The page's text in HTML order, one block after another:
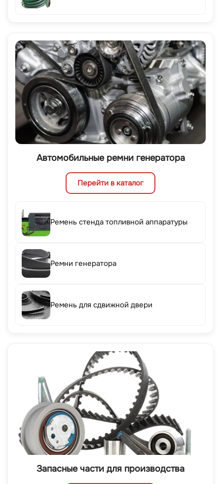
Автомобильные ремни генератора
Перейти в каталог
Ремень стенда топливной аппаратуры
Ремни генератора
Ремень для сдвижной двери
Запасные части для производства